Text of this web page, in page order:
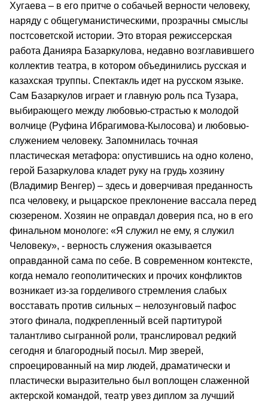
Хугаева – в его притче о собачьей верности человеку,
наряду с общегуманистическими, прозрачны смыслы
постсоветской истории. Это вторая режиссерская
работа Данияра Базаркулова, недавно возглавившего
коллектив театра, в котором объединились русская и
казахская труппы. Спектакль идет на русском языке.
Сам Базаркулов играет и главную роль пса Тузара,
выбирающего между любовью-страстью к молодой
волчице (Руфина Ибрагимова-Кылосова) и любовью-
служением человеку. Запомнилась точная
пластическая метафора: опустившись на одно колено,
герой Базаркулова кладет руку на грудь хозяину
(Владимир Венгер) – здесь и доверчивая преданность
пса человеку, и рыцарское преклонение вассала перед
сюзереном. Хозяин не оправдал доверия пса, но в его
финальном монологе: «Я служил не ему, я служил
Человеку», - верность служения оказывается
оправданной сама по себе. В современном контексте,
когда немало геополитических и прочих конфликтов
возникает из-за горделивого стремления слабых
восставать против сильных – нелозунговый пафос
этого финала, подкрепленный всей партитурой
талантливо сыгранной роли, транслировал редкий
сегодня и благородный посыл. Мир зверей,
спроецированный на мир людей, драматически и
пластически выразительно был воплощен слаженной
актерской командой, театр увез диплом за лучший